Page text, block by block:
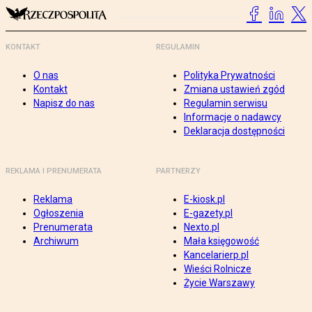
KONTAKT
O nas
Kontakt
Napisz do nas
REGULAMIN
Polityka Prywatności
Zmiana ustawień zgód
Regulamin serwisu
Informacje o nadawcy
Deklaracja dostępności
REKLAMA I PRENUMERATA
Reklama
Ogłoszenia
Prenumerata
Archiwum
PARTNERZY
E-kiosk.pl
E-gazety.pl
Nexto.pl
Mała księgowość
Kancelarierp.pl
Wieści Rolnicze
Życie Warszawy